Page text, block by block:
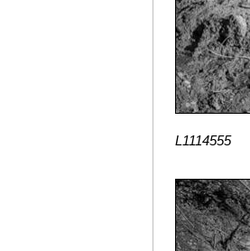
L1114555